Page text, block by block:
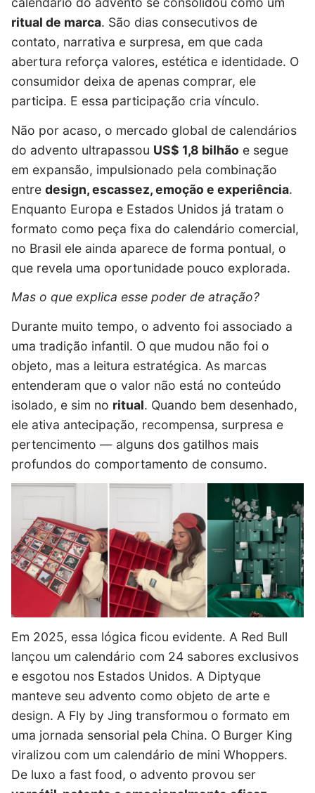
ritual de marca. São dias consecutivos de
contato, narrativa e surpresa, em que cada
abertura reforça valores, estética e identidade. O
consumidor deixa de apenas comprar, ele
participa. E essa participação cria vínculo.
Não por acaso, o mercado global de calendários
do advento ultrapassou US$ 1,8 bilhão e segue
em expansão, impulsionado pela combinação
entre design, escassez, emoção e experiência.
Enquanto Europa e Estados Unidos já tratam o
formato como peça fixa do calendário comercial,
no Brasil ele ainda aparece de forma pontual, o
que revela uma oportunidade pouco explorada.
Mas o que explica esse poder de atração?
Durante muito tempo, o advento foi associado a
uma tradição infantil. O que mudou não foi o
objeto, mas a leitura estratégica. As marcas
entenderam que o valor não está no conteúdo
isolado, e sim no ritual. Quando bem desenhado,
ele ativa antecipação, recompensa, surpresa e
pertencimento — alguns dos gatilhos mais
profundos do comportamento de consumo.
Em 2025, essa lógica ficou evidente. A Red Bull
lançou um calendário com 24 sabores exclusivos
e esgotou nos Estados Unidos. A Diptyque
manteve seu advento como objeto de arte e
design. A Fly by Jing transformou o formato em
uma jornada sensorial pela China. O Burger King
viralizou com um calendário de mini Whoppers.
De luxo a fast food, o advento provou ser